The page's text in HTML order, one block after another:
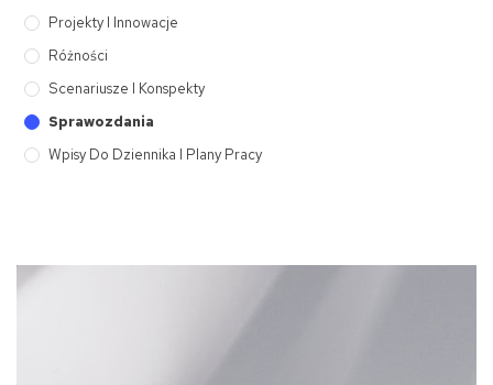
Projekty I Innowacje
Różności
Scenariusze I Konspekty
Sprawozdania
Wpisy Do Dziennika I Plany Pracy